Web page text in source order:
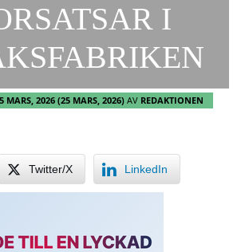
I
MARS, 2026 (25 MARS, 2026) AV REDAKTIONEN
Twitter/X LinkedIn